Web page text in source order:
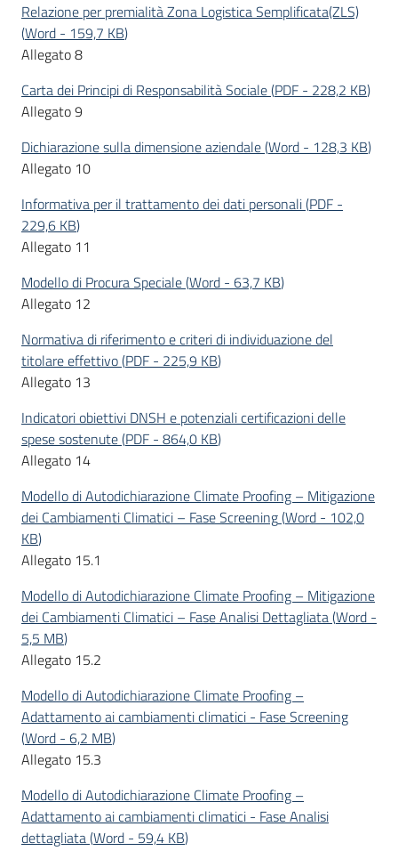
Relazione per premialità Zona Logistica Semplificata(ZLS)
(Word - 159,7 KB)
Allegato 8
Carta dei Principi di Responsabilità Sociale(PDF - 228,2 KB)
Allegato 9
Dichiarazione sulla dimensione aziendale(Word - 128,3 KB)
Allegato 10
Informativa per il trattamento dei dati personali(PDF -
229,6 KB)
Allegato 11
Modello di Procura Speciale(Word - 63,7 KB)
Allegato 12
Normativa di riferimento e criteri di individuazione del
titolare effettivo(PDF - 225,9 KB)
Allegato 13
Indicatori obiettivi DNSH e potenziali certificazioni delle
spese sostenute(PDF - 864,0 KB)
Allegato 14
Modello di Autodichiarazione Climate Proofing – Mitigazione
dei Cambiamenti Climatici – Fase Screening(Word - 102,0
KB)
Allegato 15.1
Modello di Autodichiarazione Climate Proofing – Mitigazione
dei Cambiamenti Climatici – Fase Analisi Dettagliata(Word -
5,5 MB)
Allegato 15.2
Modello di Autodichiarazione Climate Proofing –
Adattamento ai cambiamenti climatici - Fase Screening
(Word - 6,2 MB)
Allegato 15.3
Modello di Autodichiarazione Climate Proofing –
Adattamento ai cambiamenti climatici - Fase Analisi
dettagliata(Word - 59,4 KB)